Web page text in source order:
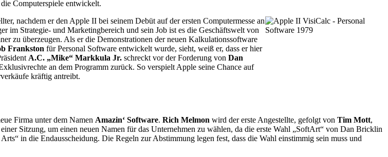
Computerspiele entwickelt.
nachdem er den Apple II bei seinem Debüt auf der ersten Computermesse an
im Strategie- und Marketingbereich und sein Job ist es die Geschäftswelt von
zu überzeugen. Als er die Demonstrationen der neuen Kalkulationssoftware
Frankston für Personal Software entwickelt wurde, sieht, weiß er, dass er hier
A.C. „Mike“ Markkula Jr. schreckt vor der Forderung von Dan
an dem Programm zurück. So verspielt Apple seine Chance auf
kräftig antreibt.
Firma unter dem Namen Amazin‘ Software. Rich Melmon wird der erste Angestellte, gefolgt von Tim Mott,
Sitzung, um einen neuen Namen für das Unternehmen zu wählen, da die erste Wahl „SoftArt“ von Dan Bricklin
in die Endausscheidung. Die Regeln zur Abstimmung legen fest, dass die Wahl einstimmig sein muss und